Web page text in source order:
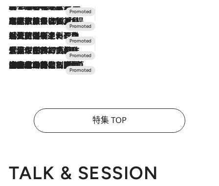
2026.8.7
【トンボの足水浴】ヒノキの香りに包まれて涼感マックス！約13℃の湧水かけ流しを避暑地「星野温泉 トンボの湯」で体験
2026.7.31
【ホテル帰省】という選択肢をOMOが提案。家族とほどよい距離を保つには「昼は実家、夜は気兼ねなくホテルで！」
2026.7.24
【夏限定ディナーコース】旬を迎える稚鮎や花ズッキーニなどをイタリア・トスカーナの郷土料理の手法で満喫！
2026.7.17
「土佐和ハーブかき氷」がOMO7高知に登場！生姜、山椒、大葉など目にも舌にも涼を呼ぶ郷土の味
2026.7.10
NEW OPEN！【界 草津】名湯の地に誕生。趣の異なる2種の温泉と上州ならではの会席・蕎麦割烹など美食を味わう究極の癒やし旅
特集 TOP
TALK & SESSION